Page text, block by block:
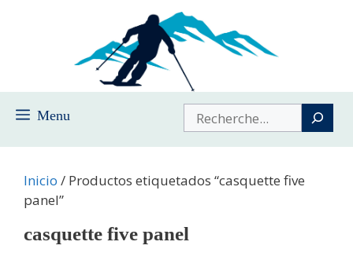
Menu Buscar
Inicio / Productos etiquetados “casquette five
panel”
casquette five panel